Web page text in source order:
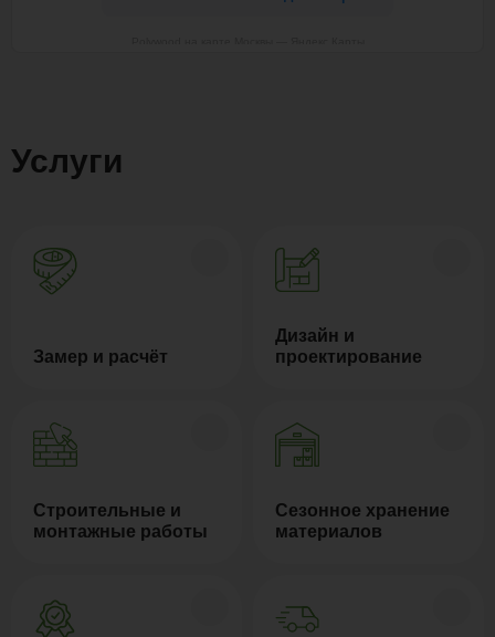
Услуги
Замер и расчёт
Дизайн и
проектирование
Строительные и
монтажные работы
Сезонное хранение
материалов